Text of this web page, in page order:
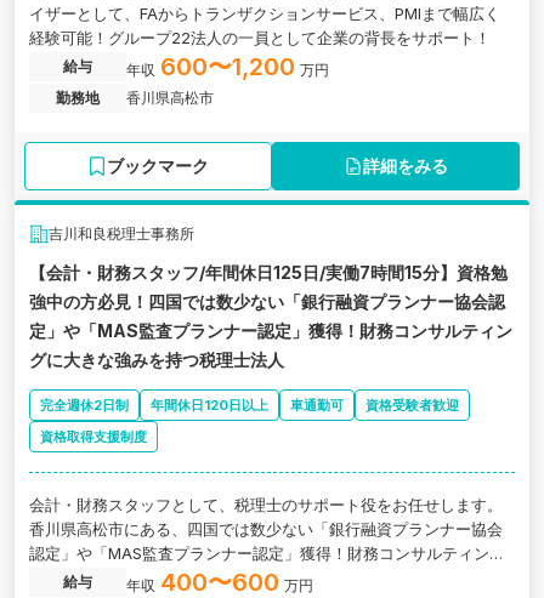
イザーとして、FAからトランザクションサービス、PMIまで幅広く
経験可能！グループ22法人の一員として企業の背長をサポート！
給与 年収 600〜1,200 万円
勤務地
香川県高松市
ブックマーク 詳細をみる
吉川和良税理士事務所
【会計・財務スタッフ/年間休日125日/実働7時間15分】資格勉
強中の方必見！四国では数少ない「銀行融資プランナー協会認
定」や「MAS監査プランナー認定」獲得！財務コンサルティン
グに大きな強みを持つ税理士法人
完全週休2日制 年間休日120日以上 車通勤可
資格受験者歓迎
資格取得支援制度
会計・財務スタッフとして、税理士のサポート役をお任せします。
香川県高松市にある、四国では数少ない「銀行融資プランナー協会
認定」や「MAS監査プランナー認定」獲得！財務コンサルティング
に大きな強みを持つ税理士法人の求人です。
給与 年収 400〜600 万円